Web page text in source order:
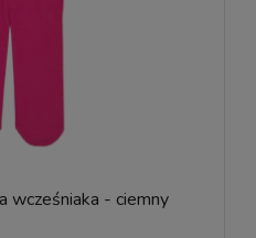
wcześniaka - ciemny